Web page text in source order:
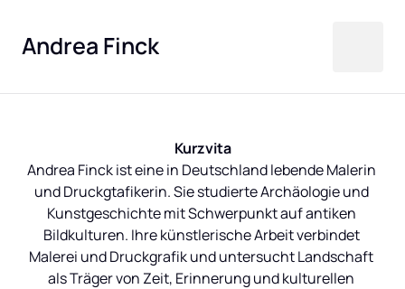
Andrea Finck
Kurzvita
Andrea Finck ist eine in Deutschland lebende Malerin
und Druckgtafikerin. Sie studierte Archäologie und
Kunstgeschichte mit Schwerpunkt auf antiken
Bildkulturen. Ihre künstlerische Arbeit verbindet
Malerei und Druckgrafik und untersucht Landschaft
als Träger von Zeit, Erinnerung und kulturellen